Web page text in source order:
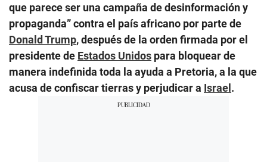
que parece ser una campaña de desinformación y
propaganda” contra el país africano por parte de
Donald Trump, después de la orden firmada por el
presidente de Estados Unidos para bloquear de
manera indefinida toda la ayuda a Pretoria, a la que
acusa de confiscar tierras y perjudicar a Israel .